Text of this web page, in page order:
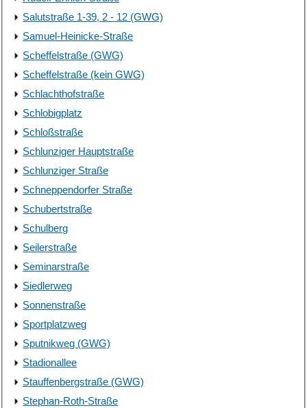
Salutstraße 1-39, 2 - 12 (GWG)
Samuel-Heinicke-Straße
Scheffelstraße (GWG)
Scheffelstraße (kein GWG)
Schlachthofstraße
Schlobigplatz
Schloßstraße
Schlunziger Hauptstraße
Schlunziger Straße
Schneppendorfer Straße
Schubertstraße
Schulberg
Seilerstraße
Seminarstraße
Siedlerweg
Sonnenstraße
Sportplatzweg
Sputnikweg (GWG)
Stadionallee
Stauffenbergstraße (GWG)
Stephan-Roth-Straße